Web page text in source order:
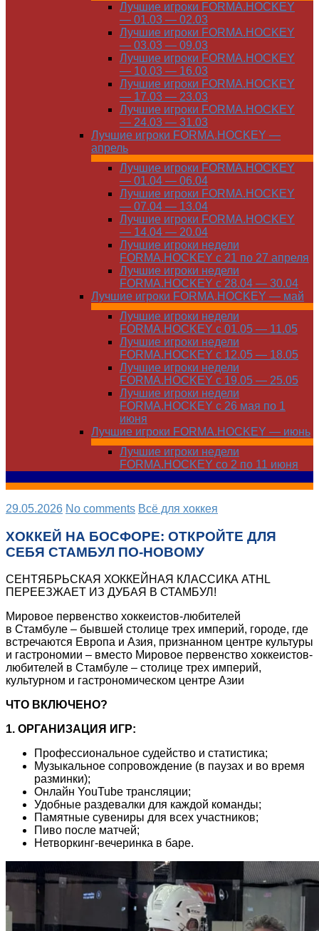
Лучшие игроки FORMA.HOCKEY
— 01.03 — 02.03
Лучшие игроки FORMA.HOCKEY
— 03.03 — 09.03
Лучшие игроки FORMA.HOCKEY
— 10.03 — 16.03
Лучшие игроки FORMA.HOCKEY
— 17.03 — 23.03
Лучшие игроки FORMA.HOCKEY
— 24.03 — 31.03
Лучшие игроки FORMA.HOCKEY —
апрель
Лучшие игроки FORMA.HOCKEY
— 01.04 — 06.04
Лучшие игроки FORMA.HOCKEY
— 07.04 — 13.04
Лучшие игроки FORMA.HOCKEY
— 14.04 — 20.04
Лучшие игроки недели
FORMA.HOCKEY с 21 по 27 апреля
Лучшие игроки недели
FORMA.HOCKEY с 28.04 — 30.04
Лучшие игроки FORMA.HOCKEY — май
Лучшие игроки недели
FORMA.HOCKEY с 01.05 — 11.05
Лучшие игроки недели
FORMA.HOCKEY с 12.05 — 18.05
Лучшие игроки недели
FORMA.HOCKEY с 19.05 — 25.05
Лучшие игроки недели
FORMA.HOCKEY с 26 мая по 1
июня
Лучшие игроки FORMA.HOCKEY — июнь
Лучшие игроки недели
FORMA.HOCKEY со 2 по 11 июня
29.05.2026 No comments Всё для хоккея
ХОККЕЙ НА БОСФОРЕ: ОТКРОЙТЕ ДЛЯ
СЕБЯ СТАМБУЛ ПО-НОВОМУ
СЕНТЯБРЬСКАЯ ХОККЕЙНАЯ КЛАССИКА ATHL
ПЕРЕЕЗЖАЕТ ИЗ ДУБАЯ В СТАМБУЛ!
Мировое первенство хоккеистов-любителей
в Стамбуле – бывшей столице трех империй, городе, где
встречаются Европа и Азия, признанном центре культуры
и гастрономии – вместо Мировое первенство хоккеистов-
любителей в Стамбуле – столице трех империй,
культурном и гастрономическом центре Азии
ЧТО ВКЛЮЧЕНО?
1. ОРГАНИЗАЦИЯ ИГР:
Профессиональное судейство и статистика;
Музыкальное сопровождение (в паузах и во время
разминки);
Онлайн YouTube трансляции;
Удобные раздевалки для каждой команды;
Памятные сувениры для всех участников;
Пиво после матчей;
Нетворкинг-вечеринка в баре.